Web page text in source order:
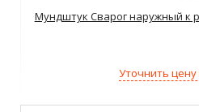
Мундштук Сварог наружный к
Уточнить цену